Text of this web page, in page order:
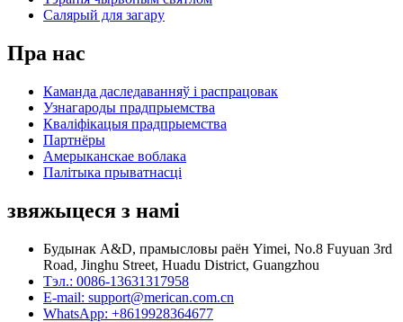
Салярый для загару
Пра нас
Каманда даследаванняў і распрацовак
Узнагароды прадпрыемства
Кваліфікацыя прадпрыемства
Партнёры
Амерыканскае воблака
Палітыка прыватнасці
звяжыцеся з намі
Будынак A&D, прамысловы раён Yimei, No.8 Fuyuan 3rd
Road, Jinghu Street, Huadu District, Guangzhou
Тэл.: 0086-13631317958
E-mail: support@merican.com.cn
WhatsApp: +8619928364677